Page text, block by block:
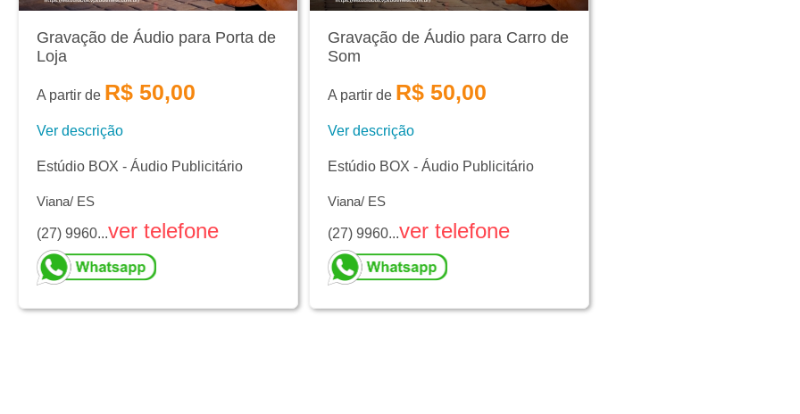
Gravação de Áudio para Porta de
Loja
A partir de R$ 50,00
Ver descrição
Estúdio BOX - Áudio Publicitário
Viana/ ES
(27) 9960...ver telefone
Gravação de Áudio para Carro de
Som
A partir de R$ 50,00
Ver descrição
Estúdio BOX - Áudio Publicitário
Viana/ ES
(27) 9960...ver telefone